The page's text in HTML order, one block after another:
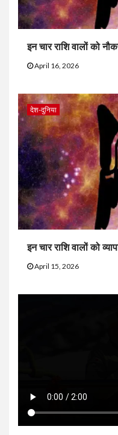
इन चार राशि वालों को
April 16, 2026
देश-दुनिया
इन चार राशि वालों को
April 15, 2026